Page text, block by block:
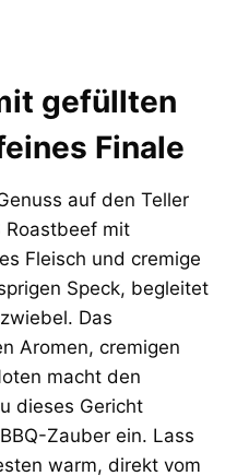
gefüllten
Finale
auf den Teller
Roastbeef mit
Fleisch und cremige
Speck, begleitet
Das
Aromen, cremigen
macht den
dieses Gericht
Zauber ein. Lass
warm, direkt vom